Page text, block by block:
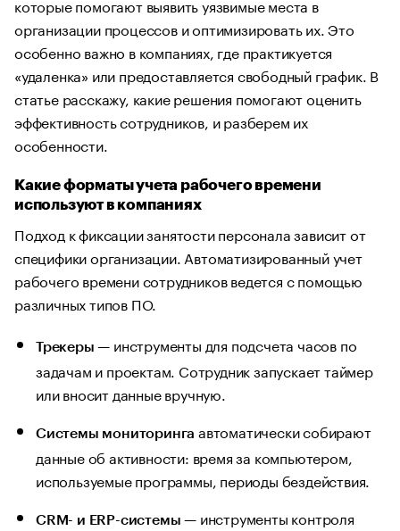
которые помогают выявить уязвимые места в
организации процессов и оптимизировать их. Это
особенно важно в компаниях, где практикуется
«удаленка» или предоставляется свободный график. В
статье расскажу, какие решения помогают оценить
эффективность сотрудников, и разберем их
особенности.
Какие форматы учета рабочего времени
используют в компаниях
Подход к фиксации занятости персонала зависит от
специфики организации. Автоматизированный учет
рабочего времени сотрудников ведется с помощью
различных типов ПО.
Трекеры— инструменты для подсчета часов по
задачам и проектам. Сотрудник запускает таймер
или вносит данные вручную.
Системы мониторинга автоматически собирают
данные об активности: время за компьютером,
используемые программы, периоды бездействия.
CRM- и ERP-системы — инструменты контроля